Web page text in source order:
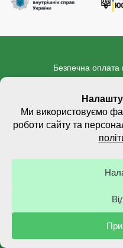
Безпечна оплата